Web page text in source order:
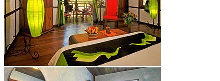
Vietnam Sud
Hô Chi Minh-Ville / Saigon
Le delta du Mékong